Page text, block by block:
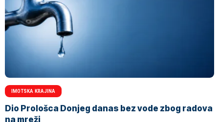
IMOTSKA KRAJINA
Dio Prološca Donjeg danas bez vode zbog radova
na mreži